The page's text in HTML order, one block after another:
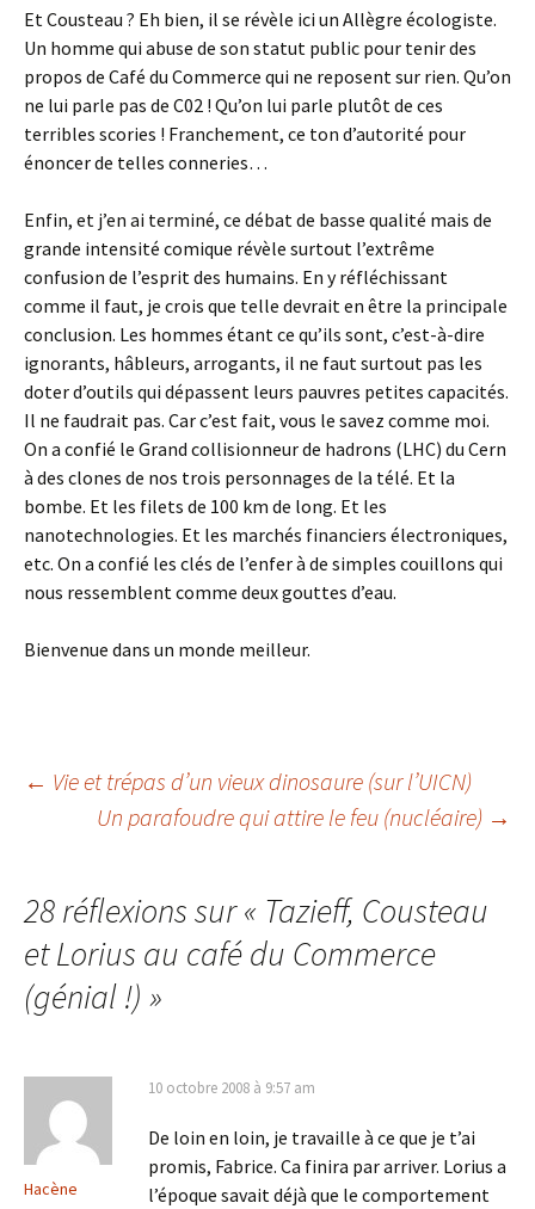
Et Cousteau ? Eh bien, il se révèle ici un Allègre écologiste.
Un homme qui abuse de son statut public pour tenir des
propos de Café du Commerce qui ne reposent sur rien. Qu’on
ne lui parle pas de C02 ! Qu’on lui parle plutôt de ces
terribles scories ! Franchement, ce ton d’autorité pour
énoncer de telles conneries…
Enfin, et j’en ai terminé, ce débat de basse qualité mais de
grande intensité comique révèle surtout l’extrême
confusion de l’esprit des humains. En y réfléchissant
comme il faut, je crois que telle devrait en être la principale
conclusion. Les hommes étant ce qu’ils sont, c’est-à-dire
ignorants, hâbleurs, arrogants, il ne faut surtout pas les
doter d’outils qui dépassent leurs pauvres petites capacités.
Il ne faudrait pas. Car c’est fait, vous le savez comme moi.
On a confié le Grand collisionneur de hadrons (LHC) du Cern
à des clones de nos trois personnages de la télé. Et la
bombe. Et les filets de 100 km de long. Et les
nanotechnologies. Et les marchés financiers électroniques,
etc. On a confié les clés de l’enfer à de simples couillons qui
nous ressemblent comme deux gouttes d’eau.
Bienvenue dans un monde meilleur.
Navigation
articles
← Vie et trépas d’un vieux dinosaure (sur l’UICN)
Un parafoudre qui attire le feu (nucléaire) →
28 réflexions sur « Tazieff, Cousteau
et Lorius au café du Commerce
(génial !) »
Hacène
10 octobre 2008 à 9:57 am
De loin en loin, je travaille à ce que je t’ai
promis, Fabrice. Ca finira par arriver. Lorius a
l’époque savait déjà que le comportement